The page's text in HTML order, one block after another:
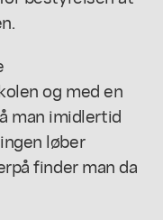
og med en
man imidlertid
løber
finder man da